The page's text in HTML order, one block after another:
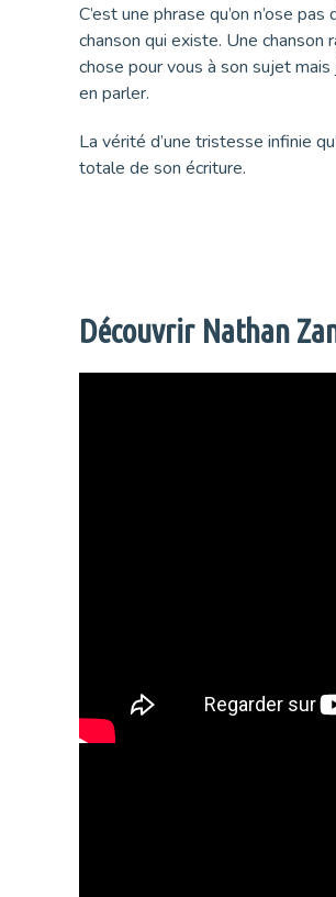
C’est une phrase qu’on n’ose
chanson qui existe. Une chanson
chose pour vous à son sujet
en parler.
La vérité d’une tristesse infinie
totale de son écriture.
Découvrir Nathan